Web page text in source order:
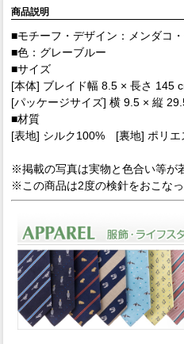
商品説明
■モチーフ・デザイン：メンダコ
■色：グレーブルー
■サイズ
[本体] ブレイド幅 8.5 × 長さ 145
[パッケージサイズ] 横 9.5 × 縦
■材質
[表地] シルク100% [裏地] ポリエ
※掲載の写真は実物と色合い等が
※この商品は2度の検針をおこなっ